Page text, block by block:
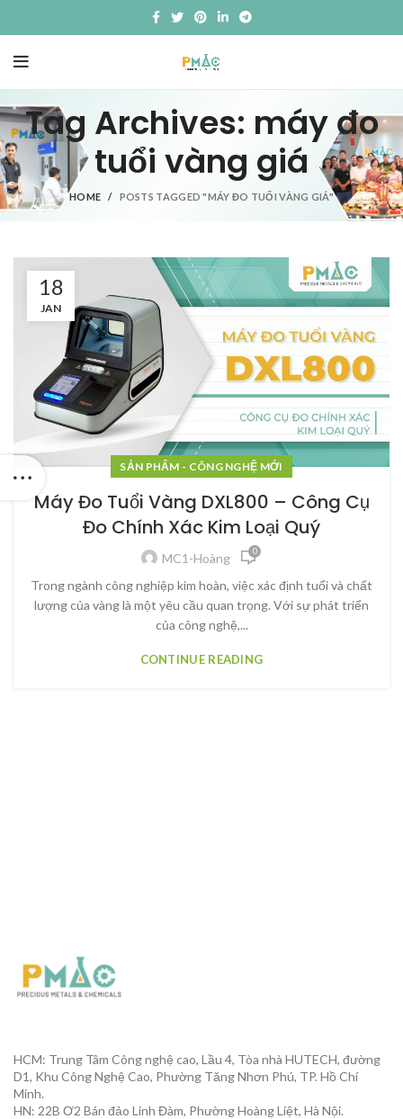
Tag Archives: máy đo
tuổi vàng giá
HOME POSTS TAGGED "MÁY ĐO TUỔI VÀNG GIÁ"
18
JAN
SẢN PHẨM - CÔNG NGHỆ MỚI
Máy Đo Tuổi Vàng DXL800 – Công Cụ
Đo Chính Xác Kim Loại Quý
MC1-Hoàng 0
Trong ngành công nghiệp kim hoàn, việc xác định tuổi và chất
lượng của vàng là một yêu cầu quan trọng. Với sự phát triển
của công nghệ,...
CONTINUE READING
HCM: Trung Tâm Công nghệ cao, Lầu 4, Tòa nhà HUTECH, đường
D1, Khu Công Nghệ Cao, Phường Tăng Nhơn Phú, TP. Hồ Chí
Minh.
HN: 22B Ơ2 Bán đảo Linh Đàm, Phường Hoàng Liệt, Hà Nội.